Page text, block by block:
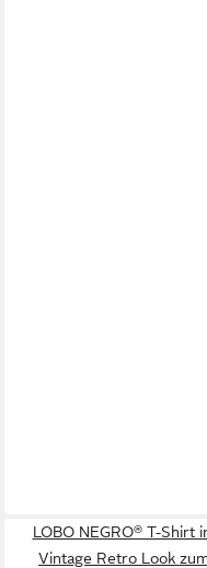
LOBO NEGRO® T-Shirt
Vintage Retro Look